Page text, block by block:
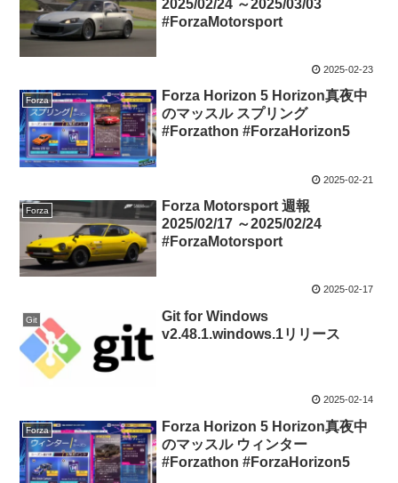
2025/02/24 ～2025/03/03
#ForzaMotorsport
2025-02-23
Forza
Forza Horizon 5 Horizon真夜中
のマッスル スプリング
#Forzathon #ForzaHorizon5
2025-02-21
Forza
Forza Motorsport 週報
2025/02/17 ～2025/02/24
#ForzaMotorsport
2025-02-17
Git
Git for Windows
v2.48.1.windows.1リリース
2025-02-14
Forza
Forza Horizon 5 Horizon真夜中
のマッスル ウィンター
#Forzathon #ForzaHorizon5